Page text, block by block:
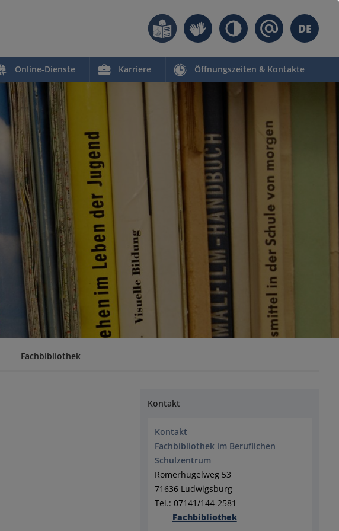
DE
Online-Dienste Karriere Öffnungszeiten & Kontakte
Fachbibliothek
Kontakt
Kontakt
Fachbibliothek im Beruflichen
Schulzentrum
Römerhügelweg 53
71636 Ludwigsburg
Tel.: 07141/144-2581
Fachbibliothek